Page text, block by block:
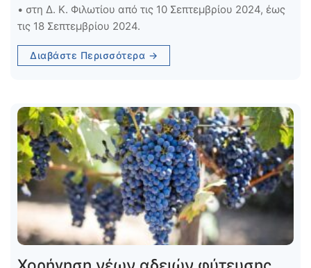
• στη Δ. Κ. Φιλωτίου από τις 10 Σεπτεμβρίου 2024, έως
τις 18 Σεπτεμβρίου 2024.
Διαβάστε Περισσότερα →